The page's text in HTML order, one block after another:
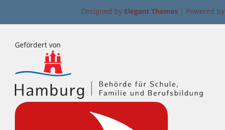
Designed by Elegant Themes| Powered by
Gefördert von